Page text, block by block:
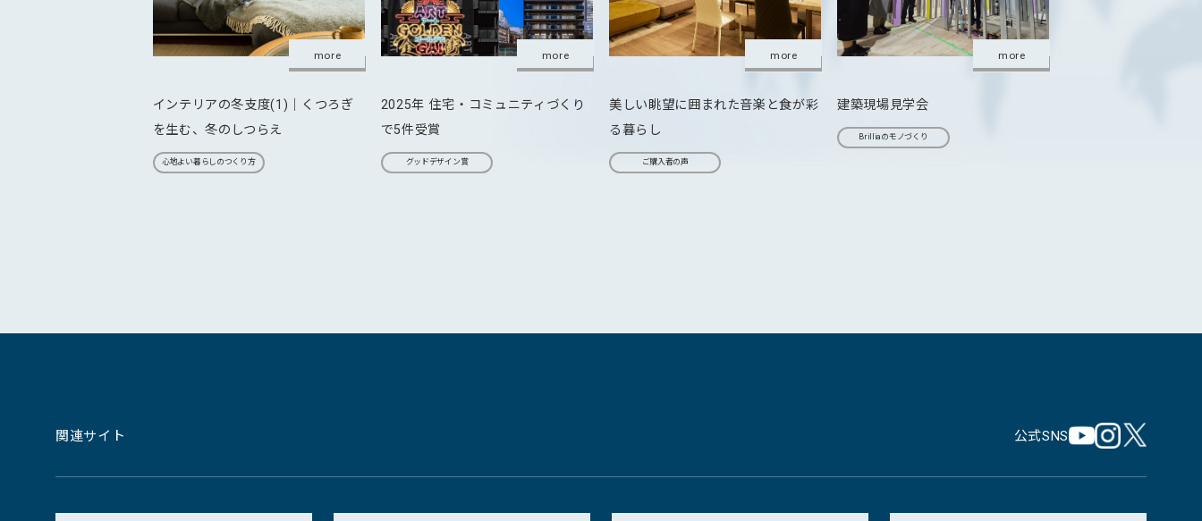
more
インテリアの冬支度(1)｜くつろぎ
を生む、冬のしつらえ
心地よい暮らしのつくり方
more
2025年 住宅・コミュニティづくり
で5件受賞
グッドデザイン賞
more
美しい眺望に囲まれた音楽と食が彩
る暮らし
ご購入者の声
more
建築現場見学会
Brilliaのモノづくり
関連サイト 公式SNS